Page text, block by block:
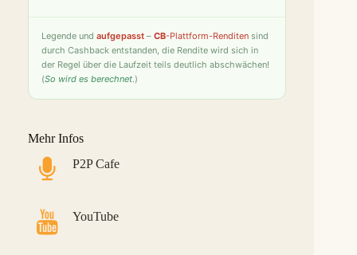
27 PeerBerry 9,2 % S
28 Bondster
31
32 Savy
Legende und aufgepasst – CB-Plattform-Renditen sind
durch Cashback entstanden, die Rendite wird sich in
der Regel über die Laufzeit teils deutlich abschwächen!
(So wird es berechnet.)
Mehr Infos
P2P Cafe
YouTube